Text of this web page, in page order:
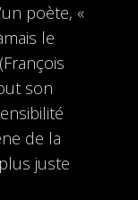
poète, «
le
son
de la
juste